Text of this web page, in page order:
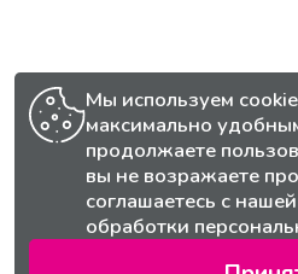
Мы используем
максимально
продолжаете
вы не возражаете
соглашаетесь с нашей
обработки